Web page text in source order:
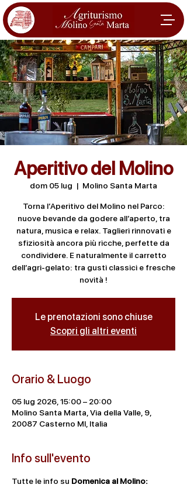
Aperitivo del Molino
dom 05 lug
  |
Molino Santa Marta
Torna l’Aperitivo del Molino nel Parco:
nuove bevande da godere all’aperto, tra
natura, musica e relax. Taglieri rinnovati e
sfiziosità ancora più ricche, perfette da
condividere. E naturalmente il carretto
dell’agri-gelato: tra gusti classici e fresche
novità !
Le prenotazioni sono chiuse
Scopri gli altri eventi
Orario & Luogo
05 lug 2026, 15:00 – 20:00
Molino Santa Marta, Via della Valle, 9,
20087 Casterno MI, Italia
Info sull'evento
Tutte le info su Domenica al Molino: